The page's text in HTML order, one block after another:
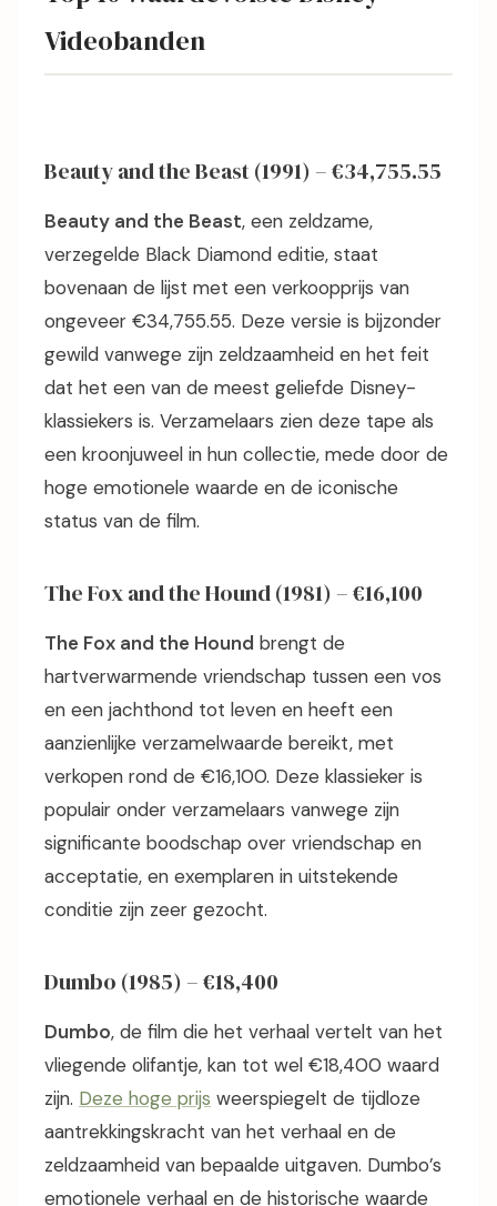
Videobanden
Beauty and the Beast (1991) – €34,755.55
Beauty and the Beast, een zeldzame,
verzegelde Black Diamond editie, staat
bovenaan de lijst met een verkoopprijs van
ongeveer €34,755.55. Deze versie is bijzonder
gewild vanwege zijn zeldzaamheid en het feit
dat het een van de meest geliefde Disney-
klassiekers is. Verzamelaars zien deze tape als
een kroonjuweel in hun collectie, mede door de
hoge emotionele waarde en de iconische
status van de film.
The Fox and the Hound (1981) – €16,100
The Fox and the Hound brengt de
hartverwarmende vriendschap tussen een vos
en een jachthond tot leven en heeft een
aanzienlijke verzamelwaarde bereikt, met
verkopen rond de €16,100. Deze klassieker is
populair onder verzamelaars vanwege zijn
significante boodschap over vriendschap en
acceptatie, en exemplaren in uitstekende
conditie zijn zeer gezocht.
Dumbo (1985) – €18,400
Dumbo, de film die het verhaal vertelt van het
vliegende olifantje, kan tot wel €18,400 waard
zijn. Deze hoge prijs weerspiegelt de tijdloze
aantrekkingskracht van het verhaal en de
zeldzaamheid van bepaalde uitgaven. Dumbo’s
emotionele verhaal en de historische waarde